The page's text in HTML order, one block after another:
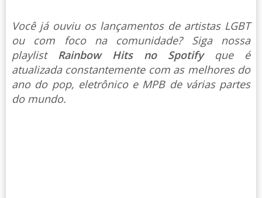
Você já ouviu os lançamentos de artistas LGBT
ou com foco na comunidade? Siga nossa
playlist Rainbow Hits no Spotify que é
atualizada constantemente com as melhores do
ano do pop, eletrônico e MPB de várias partes
do mundo.